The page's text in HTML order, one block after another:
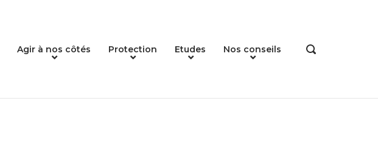
Agir à nos côtés Protection Etudes Nos conseils
OPEN